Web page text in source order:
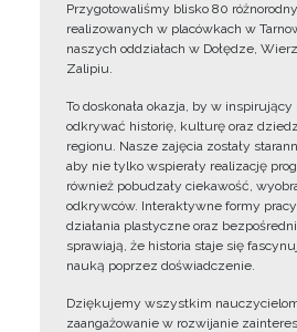
Przygotowaliśmy blisko 80
realizowanych w placówkach w
naszych oddziałach w Dołędze,
Zalipiu.
To doskonała okazja, by w
odkrywać historię, kulturę oraz
regionu. Nasze zajęcia zostały
aby nie tylko wspierały realizację
również pobudzały ciekawość,
odkrywców. Interaktywne formy
działania plastyczne oraz
sprawiają, że historia staje się
nauką poprzez doświadczenie.
Dziękujemy wszystkim
zaangażowanie w rozwijanie